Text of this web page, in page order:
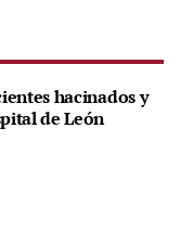
hacinados y
de León